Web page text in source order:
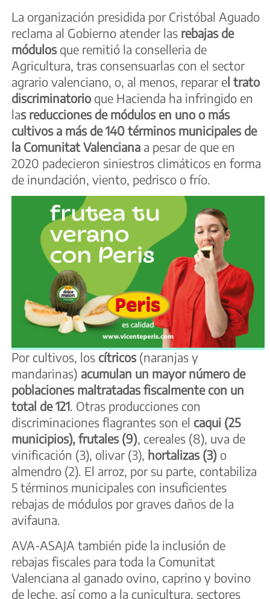
La organización presidida por Cristóbal Aguado
reclama al Gobierno atender las rebajas de
módulosque remitió la conselleria de
Agricultura, tras consensuarlas con el sector
agrario valenciano, o, al menos, reparar el trato
discriminatorio que Hacienda ha infringido en
las reducciones de módulos en uno o más
cultivos a más de 140 términos municipales de
la Comunitat Valenciana a pesar de que en
2020 padecieron siniestros climáticos en forma
de inundación, viento, pedrisco o frío.
Por cultivos, los cítricos(naranjas y
mandarinas) acumulan un mayor número de
poblaciones maltratadas fiscalmente con un
total de 121. Otras producciones con
discriminaciones flagrantes son el caqui (25
municipios), frutales (9), cereales (8), uva de
vinificación (3), olivar (3), hortalizas (3) o
almendro (2). El arroz, por su parte, contabiliza
5 términos municipales con insuficientes
rebajas de módulos por graves daños de la
avifauna.
AVA-ASAJA también pide la inclusión de
rebajas fiscales para toda la Comunitat
Valenciana al ganado ovino, caprino y bovino
de leche, así como a la cunicultura, sectores